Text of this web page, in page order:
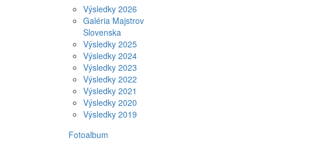
Výsledky 2026
Galéria Majstrov
Slovenska
Výsledky 2025
Výsledky 2024
Výsledky 2023
Výsledky 2022
Výsledky 2021
Výsledky 2020
Výsledky 2019
Fotoalbum